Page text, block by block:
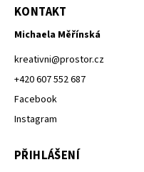
KONTAKT
Michaela Měřínská
kreativni@prostor.cz
+420 607 552 687
Facebook
Instagram
PŘIHLÁŠENÍ